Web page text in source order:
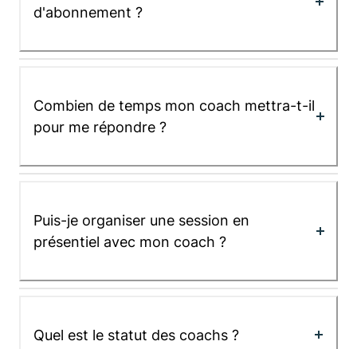
d'abonnement ?
Combien de temps mon coach mettra-t-il
pour me répondre ?
Puis-je organiser une session en
présentiel avec mon coach ?
Quel est le statut des coachs ?